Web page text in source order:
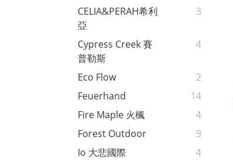
CELIA&PERAH希利
亞
3
Cypress Creek 賽
普勒斯
4
Eco Flow
2
Feuerhand
14
Fire Maple 火楓
4
Forest Outdoor
9
Io 大悲國際
4